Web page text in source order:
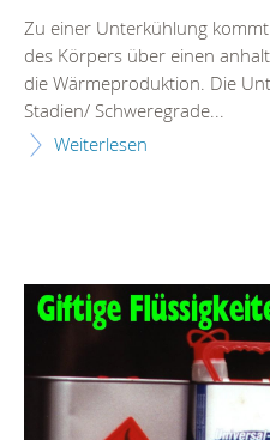
Zu einer Unterkühlung
des Körpers über einen
die Wärmeproduktion. Die
Stadien/ Schweregrade...
Weiterlesen